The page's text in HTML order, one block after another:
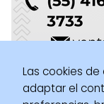
Las cookies
adaptar el